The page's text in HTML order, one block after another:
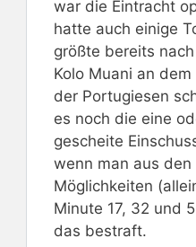
war die Eintracht
hatte auch einige
größte bereits
Kolo Muani an
der Portugiesen
es noch die eine
gescheite
wenn man aus den
Möglichkeiten
Minute 17, 32 und
das bestraft.